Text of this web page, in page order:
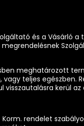
és a Vásárló
meghatározott
teljes
kerül az
Korm. rendelet